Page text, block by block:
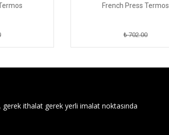
French Press Termos
₺ 702.00
gerek ithalat gerek yerli imalat noktasında